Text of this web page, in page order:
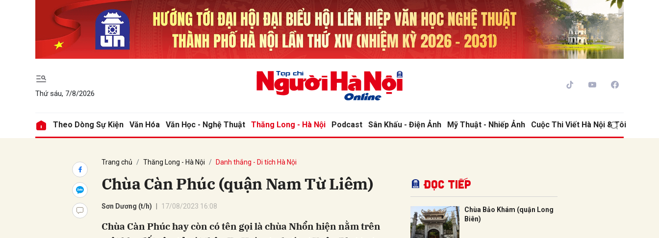
Thứ sáu, 7/8/2026
Theo Dòng Sự Kiện Văn Hóa Văn Học - Nghệ Thuật Thăng Long - Hà Nội Podcast Sân Khấu - Điện Ảnh Mỹ Thuật - Nhiếp Ảnh Cuộc Thi Viết Hà Nội & Tôi
Trang chủ Thăng Long - Hà Nội Danh thắng - Di tích Hà Nội
Chùa Càn Phúc (quận Nam Từ Liêm)
Sơn Dương (t/h) 17/08/2023 16:08
Chùa Càn Phúc hay còn có tên gọi là chùa Nhổn hiện nằm trên
Đọc tiếp
Chùa Bảo Khám (quận Long
Biên)
Gửi bình luận